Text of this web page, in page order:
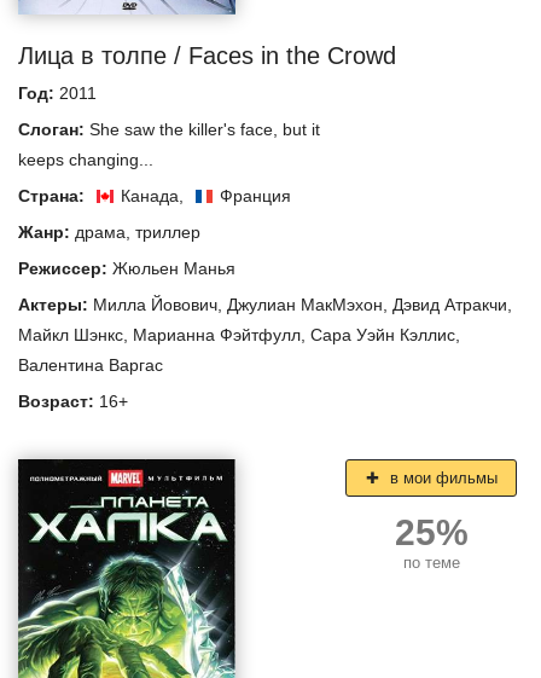
Лица в толпе / Faces in the Crowd
Год: 2011
Слоган: She saw the killer's face, but it
keeps changing...
Страна:
Канада,
Франция
Жанр: драма, триллер
Режиссер: Жюльен Манья
Актеры: Милла Йовович, Джулиан МакМэхон, Дэвид Атракчи,
Майкл Шэнкс, Марианна Фэйтфулл, Сара Уэйн Кэллис,
Валентина Варгас
Возраст: 16+
в мои фильмы
25%
по теме